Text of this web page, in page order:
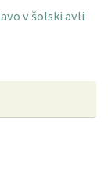
v šolski avli